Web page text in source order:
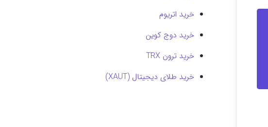
خرید اتریوم
خرید دوج کوین
خرید ترون TRX
خرید طلای دیجیتال (XAUT)